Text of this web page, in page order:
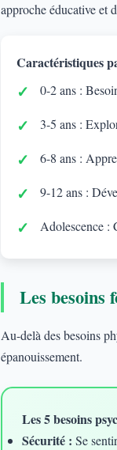
approche éducative et
Caractéristiques
0-2 ans :
3-5 ans :
6-8 ans :
9-12 ans :
Adolescence :
Les besoins
Au-delà des besoins
épanouissement.
Les 5 besoins
Sécurité : Se